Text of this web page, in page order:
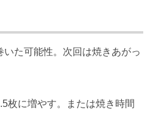
いた可能性。次回は焼きあがっ
枚に増やす。または焼き時間